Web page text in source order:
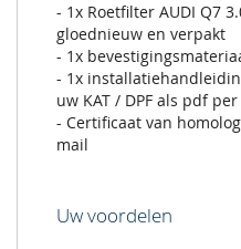
- 1x Roetfilter AUDI Q7
gloednieuw en verpakt
- 1x
- 1x
uw KAT / DPF als pdf
- Certificaat van
mail
Uw voordelen